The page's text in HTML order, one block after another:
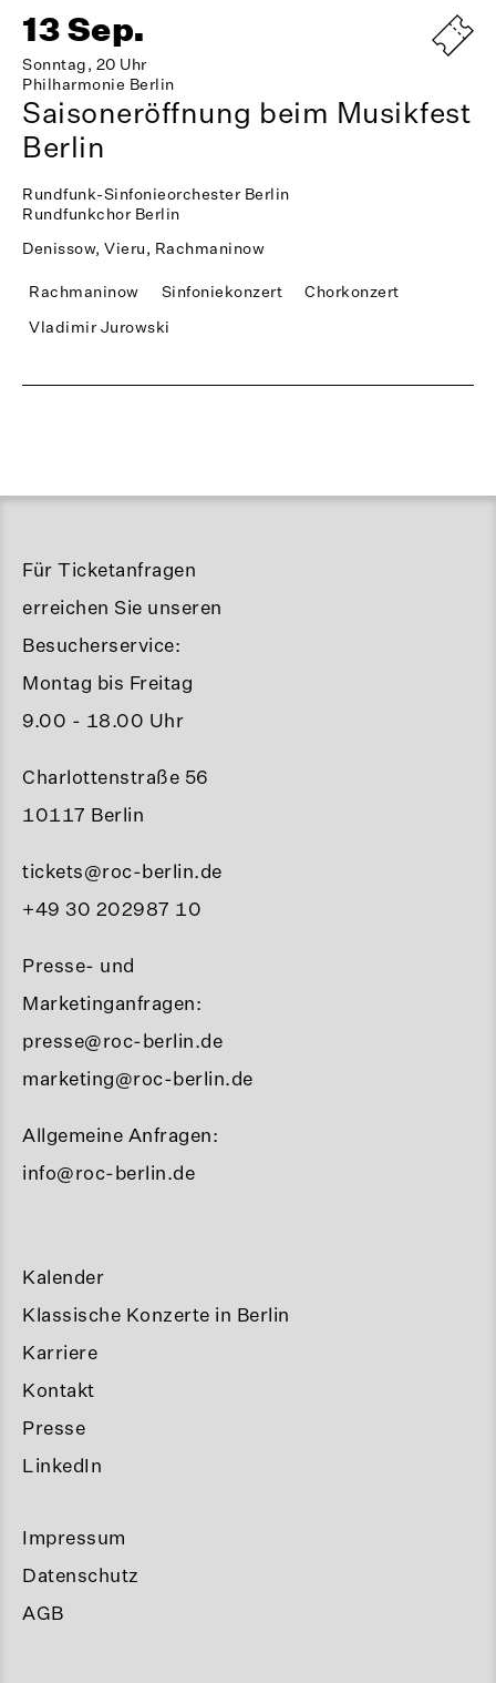
13 Sep.
Sonntag, 20 Uhr
Philharmonie Berlin
Saisoneröffnung beim Musikfest
Berlin
Rundfunk-Sinfonieorchester Berlin
Rundfunkchor Berlin
Denissow, Vieru, Rachmaninow
Rachmaninow Sinfoniekonzert
Chorkonzert
Vladimir Jurowski
Für Ticketanfragen
erreichen Sie unseren
Besucherservice:
Montag bis Freitag
9.00 - 18.00 Uhr
Charlottenstraße 56
10117 Berlin
tickets@roc-berlin.de
+49 30 202987 10
Presse- und
Marketinganfragen:
presse@roc-berlin.de
marketing@roc-berlin.de
Allgemeine Anfragen:
info@roc-berlin.de
Kalender
Klassische Konzerte in Berlin
Karriere
Kontakt
Presse
LinkedIn
Impressum
Datenschutz
AGB